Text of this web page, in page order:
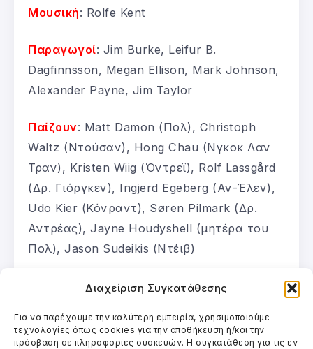
Διαχείριση Συγκατάθεσης
Για να παρέχουμε την καλύτερη εμπειρία, χρησιμοποιούμε
τεχνολογίες όπως cookies για την αποθήκευση ή/και την
πρόσβαση σε πληροφορίες συσκευών. Η συγκατάθεση για τις εν
Μουσική: Rolfe Kent
Παραγωγοί: Jim Burke, Leifur B.
Dagfinnsson, Megan Ellison, Mark Johnson,
Alexander Payne, Jim Taylor
Παίζουν: Matt Damon (Πολ), Christoph
Waltz (Ντούσαν), Hong Chau (Νγκοκ Λαν
Τραν), Kristen Wiig (Όντρεϊ), Rolf Lassgård
(Δρ. Γιόργκεν), Ingjerd Egeberg (Αν-Έλεν),
Udo Kier (Κόνραντ), Søren Pilmark (Δρ.
Αντρέας), Jayne Houdyshell (μητέρα του
Πολ), Jason Sudeikis (Ντέιβ)
Χώρα παραγωγής: ΗΠΑ, Νορβηγία
Έτος παραγωγής: 2017